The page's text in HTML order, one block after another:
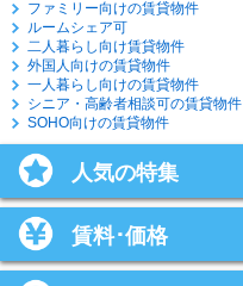
ファミリー向けの賃貸物件
ルームシェア可
二人暮らし向け賃貸物件
外国人向けの賃貸物件
一人暮らし向けの賃貸物件
シニア・高齢者相談可の賃貸物件
SOHO向けの賃貸物件
人気の特集
賃料･価格